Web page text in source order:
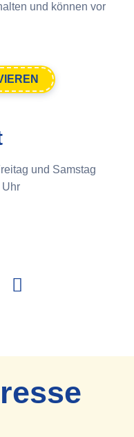
und können vor
und Samstag
Uhr